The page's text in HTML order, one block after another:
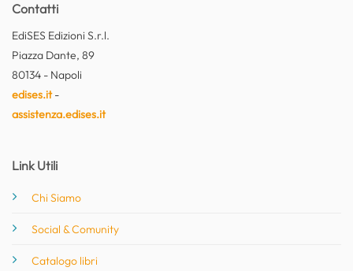
Contatti
EdiSES Edizioni S.r.l.
Piazza Dante, 89
80134 - Napoli
edises.it-
assistenza.edises.it
Link Utili
Chi Siamo
Social & Comunity
Catalogo libri